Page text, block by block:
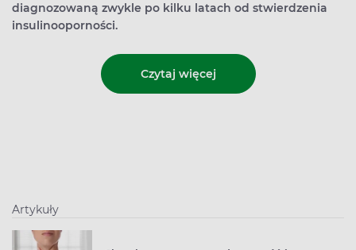
diagnozowaną zwykle po kilku latach od stwierdzenia
insulinooporności.
Czytaj więcej
Artykuły